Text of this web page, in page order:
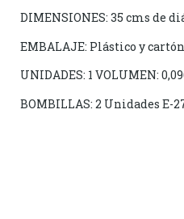
DIMENSIONES: 35 cms de
EMBALAJE: Plástico y
UNIDADES: 1 VOLUMEN:
BOMBILLAS: 2 Unidades E-